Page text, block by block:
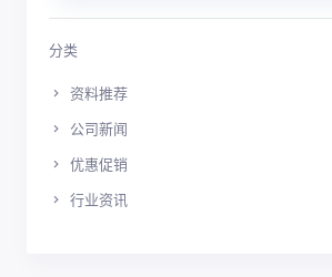
分类
资料推荐
公司新闻
优惠促销
行业资讯